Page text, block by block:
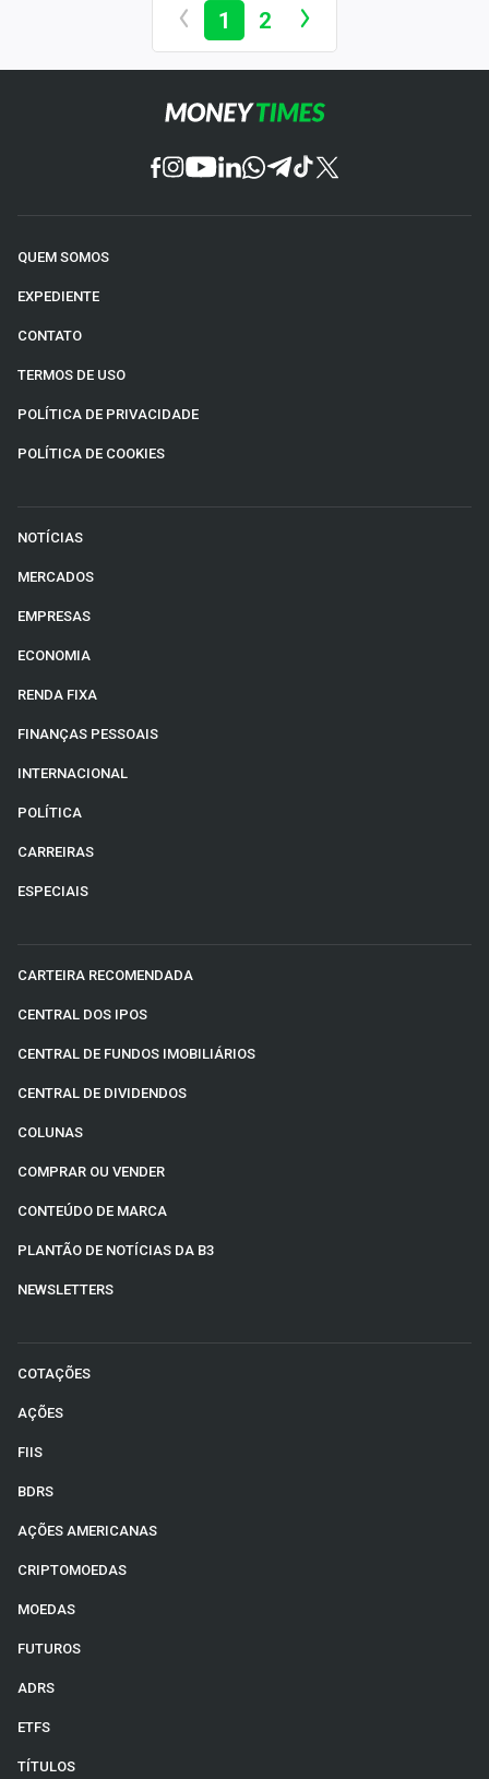
1 2
QUEM SOMOS
EXPEDIENTE
CONTATO
TERMOS DE USO
POLÍTICA DE PRIVACIDADE
POLÍTICA DE COOKIES
NOTÍCIAS
MERCADOS
EMPRESAS
ECONOMIA
RENDA FIXA
FINANÇAS PESSOAIS
INTERNACIONAL
POLÍTICA
CARREIRAS
ESPECIAIS
CARTEIRA RECOMENDADA
CENTRAL DOS IPOS
CENTRAL DE FUNDOS IMOBILIÁRIOS
CENTRAL DE DIVIDENDOS
COLUNAS
COMPRAR OU VENDER
CONTEÚDO DE MARCA
PLANTÃO DE NOTÍCIAS DA B3
NEWSLETTERS
COTAÇÕES
AÇÕES
FIIS
BDRS
AÇÕES AMERICANAS
CRIPTOMOEDAS
MOEDAS
FUTUROS
ADRS
ETFS
TÍTULOS